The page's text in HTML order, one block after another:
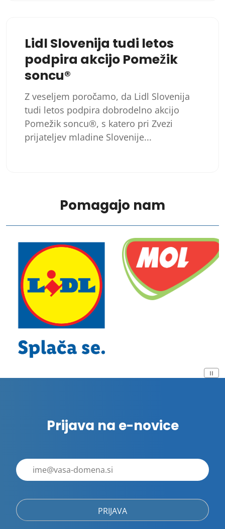
Lidl Slovenija tudi letos
podpira akcijo Pomežik
soncu®
Z veseljem poročamo, da Lidl Slovenija
tudi letos podpira dobrodelno akcijo
Pomežik soncu®, s katero pri Zvezi
prijateljev mladine Slovenije...
Pomagajo nam
Prijava na e-novice
E-
poštni